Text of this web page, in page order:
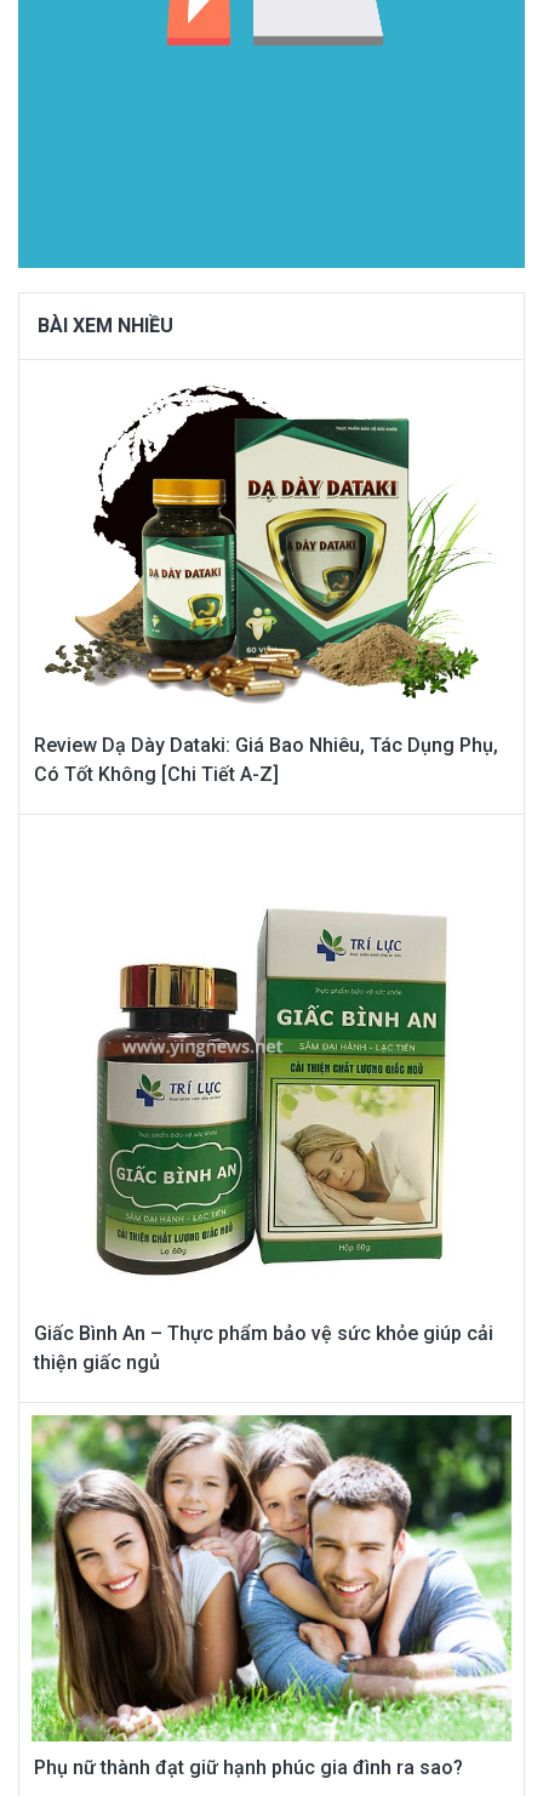
BÀI XEM NHIỀU
Review Dạ Dày Dataki: Giá Bao Nhiêu, Tác Dụng Phụ,
Có Tốt Không [Chi Tiết A-Z]
Giấc Bình An – Thực phẩm bảo vệ sức khỏe giúp cải
thiện giấc ngủ
Phụ nữ thành đạt giữ hạnh phúc gia đình ra sao?